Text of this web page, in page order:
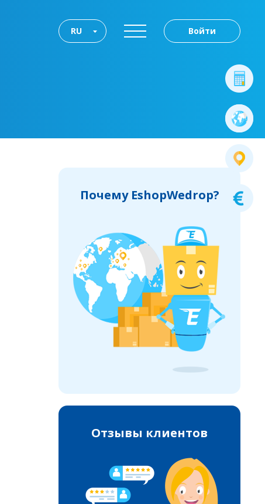
Войти
RU
Почему EshopWedrop?
Отзывы клиентов